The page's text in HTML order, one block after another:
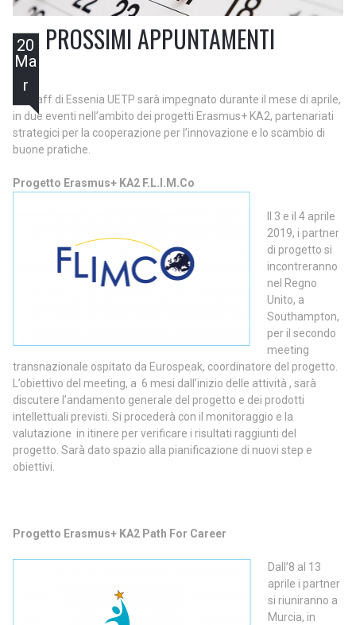
20
Ma
r
PROSSIMI APPUNTAMENTI
Lo staff di Essenia UETP sarà impegnato durante il mese di aprile,
in due eventi nell’ambito dei progetti Erasmus+ KA2, partenariati
strategici per la cooperazione per l’innovazione e lo scambio di
buone pratiche.
Progetto Erasmus+ KA2 F.L.I.M.Co
Il 3 e il 4 aprile
2019, i partner
di progetto si
incontreranno
nel Regno
Unito, a
Southampton,
per il secondo
meeting
transnazionale ospitato da Eurospeak, coordinatore del progetto.
L’obiettivo del meeting, a 6 mesi dall’inizio delle attività , sarà
discutere l’andamento generale del progetto e dei prodotti
intellettuali previsti. Si procederà con il monitoraggio e la
valutazione in itinere per verificare i risultati raggiunti del
progetto. Sarà dato spazio alla pianificazione di nuovi step e
obiettivi.
Progetto Erasmus+ KA2 Path For Career
Dall’8 al 13
aprile i partner
si riuniranno a
Murcia, in